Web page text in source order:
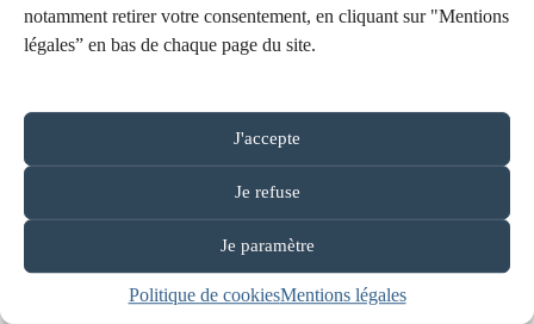
notamment retirer votre consentement, en cliquant sur "Mentions
légales” en bas de chaque page du site.
J'accepte
Je refuse
Je paramètre
Politique de cookiesMentions légales
Nous proposons deux services adultes qui sont là pour